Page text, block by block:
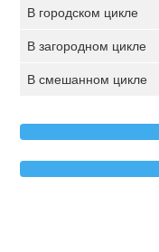
В городском цикле
В загородном цикле
В смешанном цикле